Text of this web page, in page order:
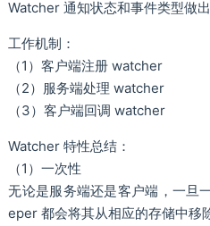
Watcher 通知状态和事件类型做出
工作机制：
（1）客户端注册 watcher
（2）服务端处理 watcher
（3）客户端回调 watcher
Watcher 特性总结：
（1）一次性
无论是服务端还是客户端，一旦
eper 都会将其从相应的存储中移